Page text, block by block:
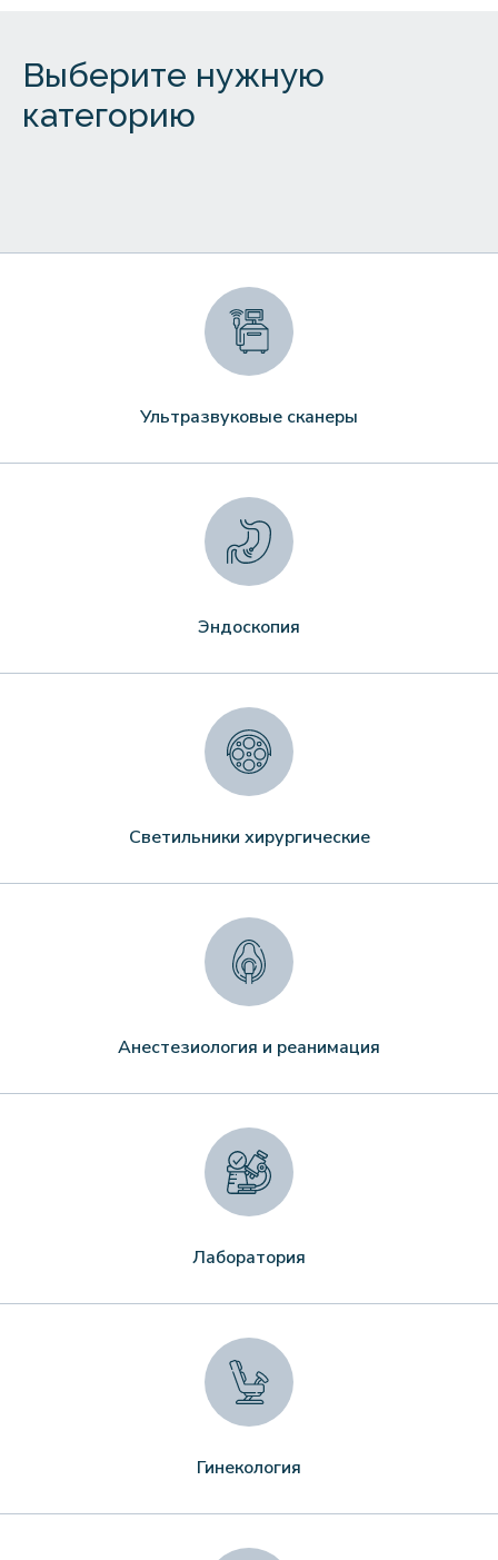
Выберите нужную
категорию
Ультразвуковые сканеры
Эндоскопия
Светильники хирургические
Анестезиология и реанимация
Лаборатория
Гинекология